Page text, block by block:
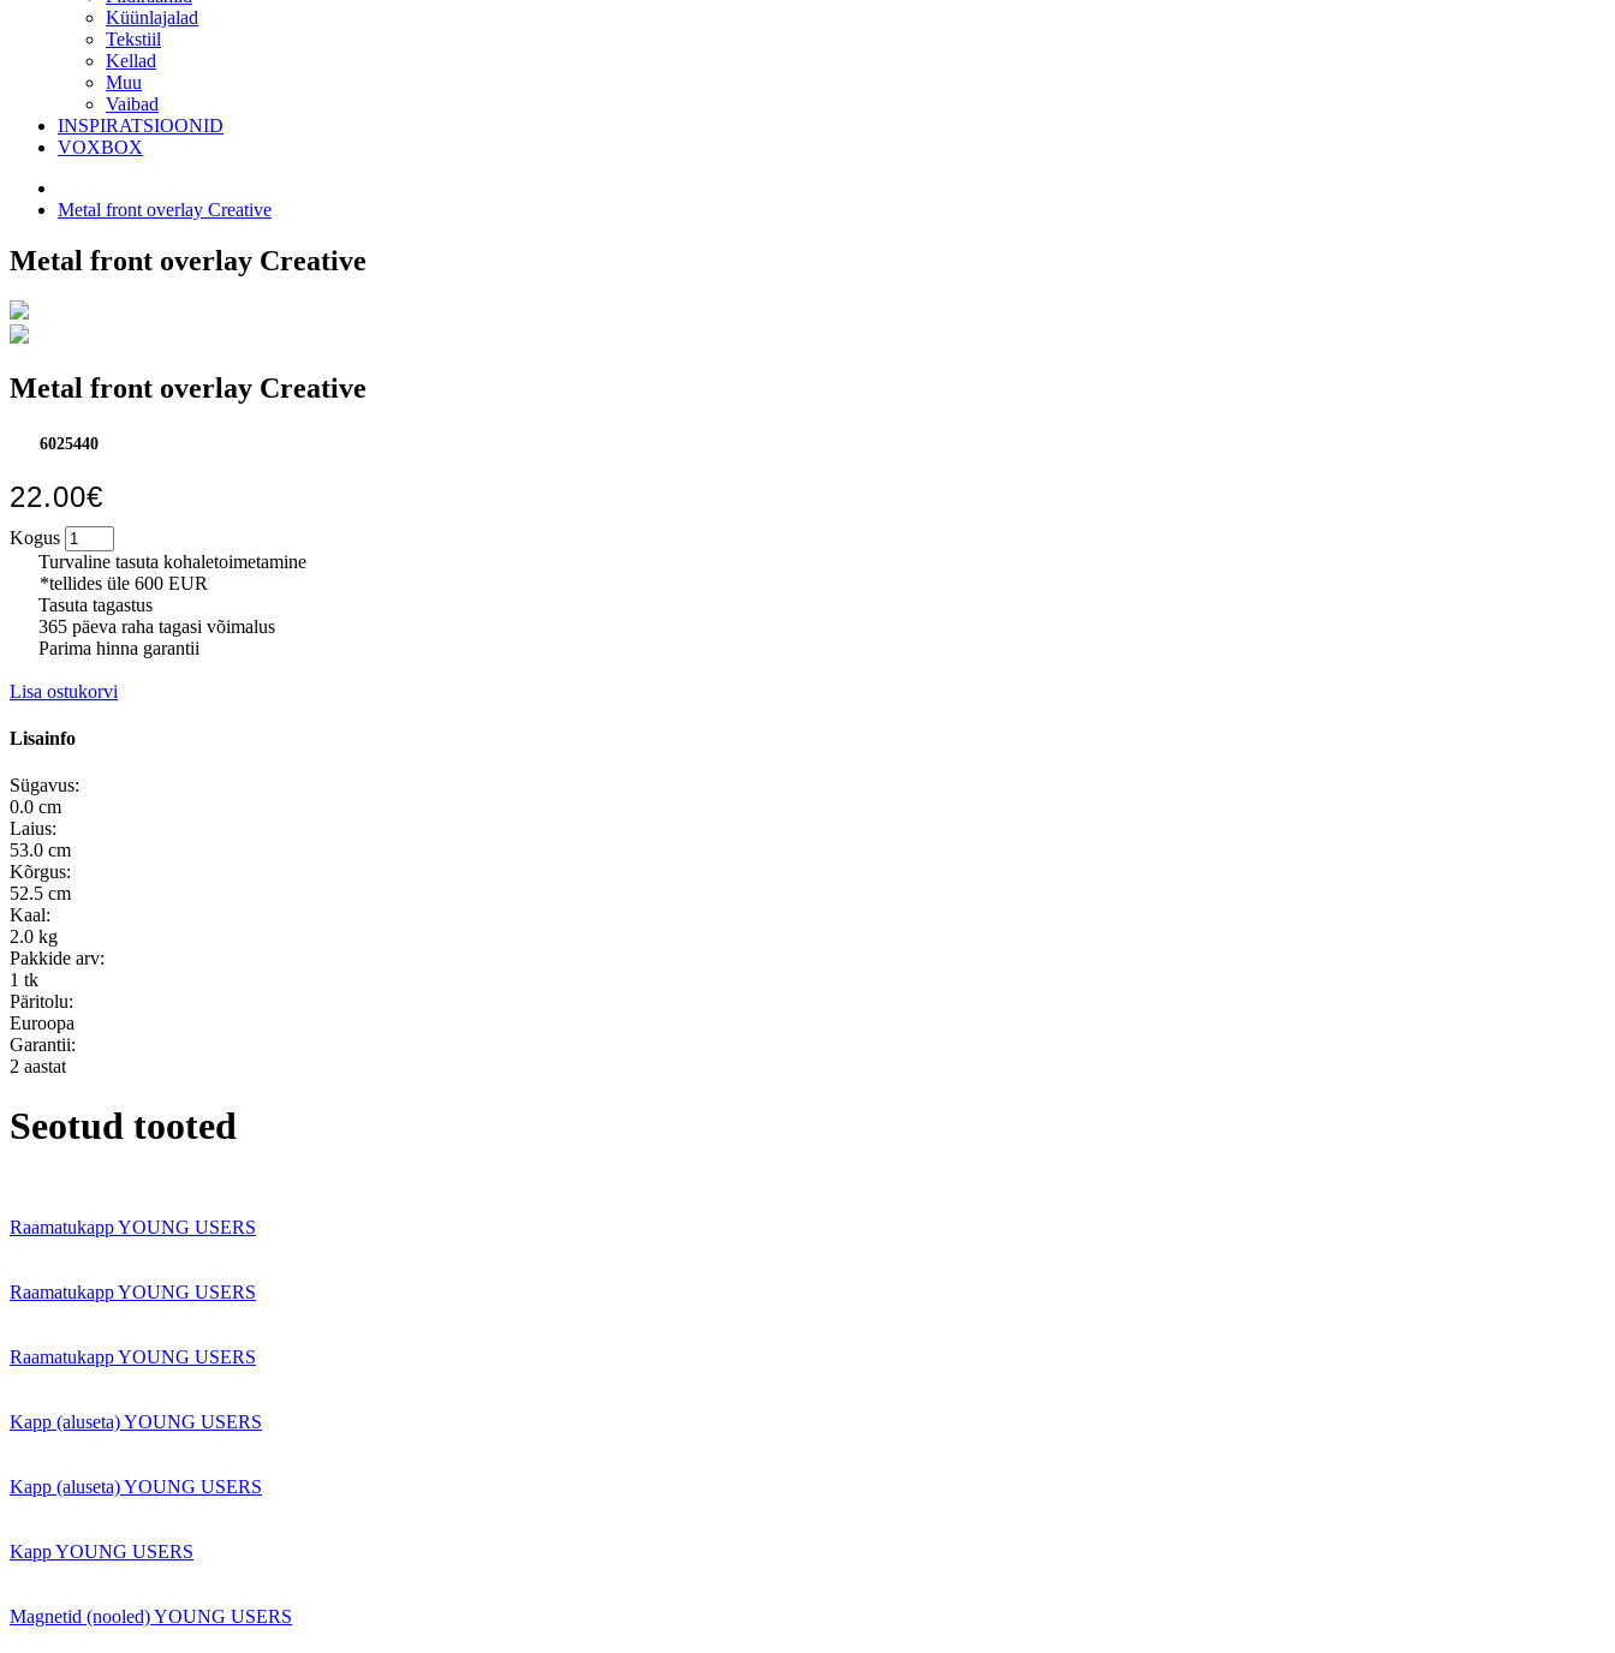
Küünlajalad
Tekstiil
Kellad
Muu
Vaibad
INSPIRATSIOONID
VOXBOX
Metal front overlay Creative
Metal front overlay Creative
Metal front overlay Creative
6025440
22.00€
Kogus
Turvaline tasuta kohaletoimetamine
*tellides üle 600 EUR
Tasuta tagastus
365 päeva raha tagasi võimalus
Parima hinna garantii
Lisa ostukorvi
Lisainfo
Sügavus:
0.0 cm
Laius:
53.0 cm
Kõrgus:
52.5 cm
Kaal:
2.0 kg
Pakkide arv:
1 tk
Päritolu:
Euroopa
Garantii:
2 aastat
Seotud tooted
Raamatukapp YOUNG USERS
Raamatukapp YOUNG USERS
Raamatukapp YOUNG USERS
Kapp (aluseta) YOUNG USERS
Kapp (aluseta) YOUNG USERS
Kapp YOUNG USERS
Magnetid (nooled) YOUNG USERS